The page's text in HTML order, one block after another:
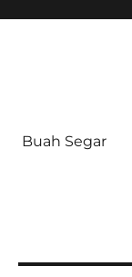
Buah Segar